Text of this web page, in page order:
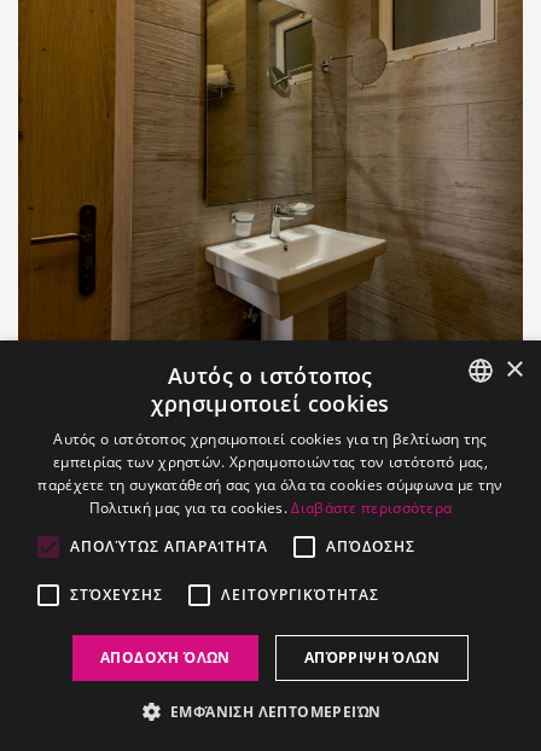
ENGLISH
GREEK
×
Αυτός ο ιστότοπος
χρησιμοποιεί cookies
Αυτός ο ιστότοπος χρησιμοποιεί cookies για τη βελτίωση της
εμπειρίας των χρηστών. Χρησιμοποιώντας τον ιστότοπό μας,
παρέχετε τη συγκατάθεσή σας για όλα τα cookies σύμφωνα με την
Πολιτική μας για τα cookies.Διαβάστε περισσότερα
ΑΠΟΛΎΤΩΣ ΑΠΑΡΑΊΤΗΤΑ
ΑΠΌΔΟΣΗΣ
ΣΤΌΧΕΥΣΗΣ ΛΕΙΤΟΥΡΓΙΚΌΤΗΤΑΣ
ΑΠΟΔΟΧΉ ΌΛΩΝ ΑΠΌΡΡΙΨΗ ΌΛΩΝ
ΕΜΦΆΝΙΣΗ ΛΕΠΤΟΜΕΡΕΙΏΝ